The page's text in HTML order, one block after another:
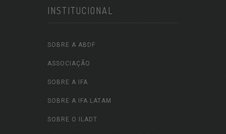
INSTITUCIONAL
SOBRE A ABDF
ASSOCIAÇÃO
SOBRE A IFA
SOBRE A IFA LATAM
SOBRE O ILADT